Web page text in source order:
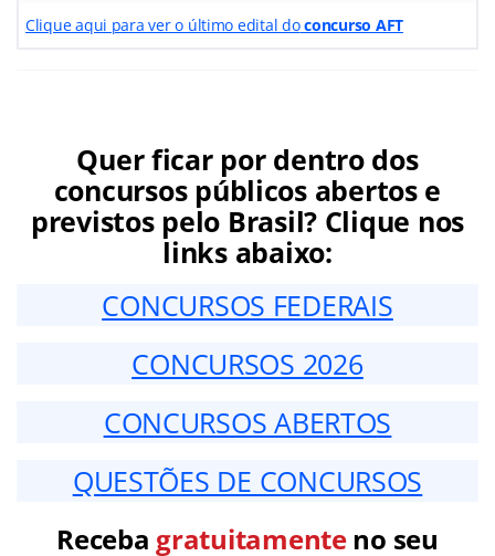
Clique aqui para ver o último edital doconcurso AFT
Quer ficar por dentro dos
concursos públicos abertos e
previstos pelo Brasil? Clique nos
links abaixo:
CONCURSOS FEDERAIS
CONCURSOS 2026
CONCURSOS ABERTOS
QUESTÕES DE CONCURSOS
Receba gratuitamenteno seu